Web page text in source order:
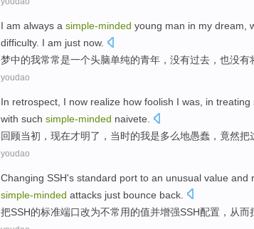
I am always a simple-minded young man in my dream
difficulty. I am just now.
梦中的我常常是一个头脑单纯的青年 ， 没有过去 ， 也没有
youdao
In retrospect I now realize how foolish I was , in treating
with such simple-minded naivete.
回顾当初， 现在才明了 ，当时的我是多么地愚蠢 ， 竟然把
youdao
Changing SSH's standard port to an unusual value and
simple-minded attacks just bounce back.
把SSH的标准端口改为不常用的值并增强SSH配置 ， 从而